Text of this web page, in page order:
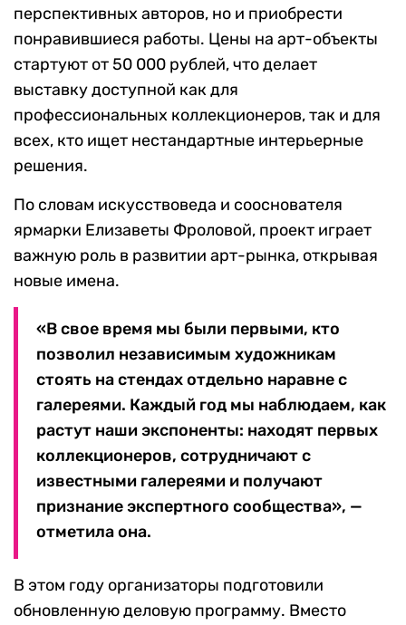
перспективных авторов, но и приобрести
понравившиеся работы. Цены на арт-объекты
стартуют от 50 000 рублей, что делает
выставку доступной как для
профессиональных коллекционеров, так и для
всех, кто ищет нестандартные интерьерные
решения.
По словам искусствоведа и сооснователя
ярмарки Елизаветы Фроловой, проект играет
важную роль в развитии арт-рынка, открывая
новые имена.
«В свое время мы были первыми, кто
позволил независимым художникам
стоять на стендах отдельно наравне с
галереями. Каждый год мы наблюдаем, как
растут наши экспоненты: находят первых
коллекционеров, сотрудничают с
известными галереями и получают
признание экспертного сообщества», —
отметила она.
В этом году организаторы подготовили
обновленную деловую программу. Вместо